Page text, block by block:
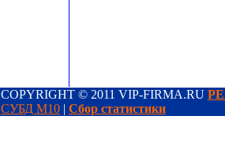
COPYRIGHT © 2011 VIP-FIRMA.RU
СУБД М10 | Сбор статистики